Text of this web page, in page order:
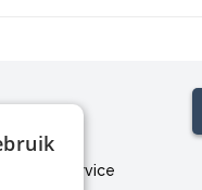
Klantenservice